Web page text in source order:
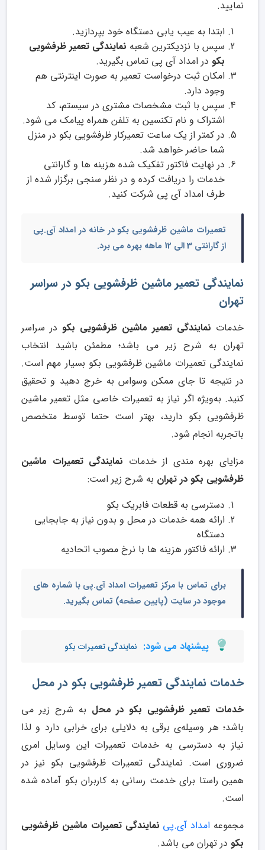
نمایید.
ابتدا به عیب یابی دستگاه خود بپردازید.
سپس با نزدیکترین شعبه نمایندگی تعمیر ظرفشویی
بکو در امداد آی پی تماس بگیرید.
امکان ثبت درخواست تعمیر به صورت اینترنتی هم
وجود دارد.
سپس با ثبت مشخصات مشتری در سیستم، کد
اشتراک و نام تکنسین به تلفن همراه پیامک می شود.
در کمتر از یک ساعت تعمیرکار ظرفشویی بکو در منزل
شما حاضر خواهد شد.
در نهایت فاکتور تفکیک شده هزینه ها و گارانتی
خدمات را دریافت کرده و در نظر سنجی برگزار شده از
طرف امداد آی پی شرکت کنید.
تعمیرات ماشین ظرفشویی بکو در خانهدر امداد آی.پی
از گارانتی 3 الی 12 ماهه بهره می برد.
نمایندگی تعمیر ماشین ظرفشویی بکو در سراسر
تهران
خدمات نمایندگی تعمیر ماشین ظرفشویی بکو در سراسر
تهران به شرح زیر می باشد؛ مطمئن باشید انتخاب
نمایندگی تعمیرات ماشین ظرفشویی بکو بسیار مهم است.
در نتیجه تا جای ممکن وسواس به خرج دهید و تحقیق
کنید. به‌ویژه اگر نیاز به تعمیرات خاصی مثل تعمیر ماشین
ظرفشویی بکو دارید، بهتر است حتما توسط متخصص
باتجربه انجام شود.
مزایای بهره مندی از خدمات نمایندگی تعمیرات ماشین
ظرفشویی بکو در تهران به شرح زیر است:
دسترسی به قطعات فابریک بکو
ارائه همه خدمات در محل و بدون نیاز به جابجایی
دستگاه
ارائه فاکتور هزینه ها با نرخ مصوب اتحادیه
برای تماس با مرکز تعمیرات امداد آی.پی با شماره های
موجود در سایت (پایین صفحه) تماس بگیرید.
پیشنهاد می شود: نمایندگی تعمیرات بکو
خدمات نمایندگی تعمیر ظرفشویی بکو در محل
خدمات تعمیر ظرفشویی بکو در محل به شرح زیر می
باشد؛ هر وسیله‌ی برقی‌ به دلایلی برای خرابی دارد و لذا
نیاز به دسترسی به خدمات تعمیرات این وسایل امری
ضروری است. نمایندگی تعمیرات ظرفشویی بکو نیز در
همین راستا برای خدمت رسانی به کاربران بکو آماده شده
است.
مجموعه امداد آی.پی نمایندگی تعمیرات ماشین ظرفشویی
بکو در تهران می باشد.